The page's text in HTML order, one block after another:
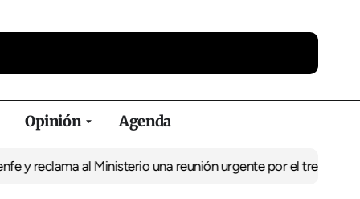
Opinión Agenda
al Ministerio una reunión urgente por el trenEl BNG exige la